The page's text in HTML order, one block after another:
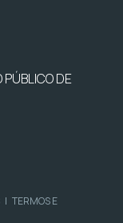
PÚBLICO DE
| TERMOS E